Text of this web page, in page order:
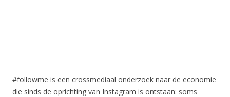
#followme is een crossmediaal onderzoek naar de economie
die sinds de oprichting van Instagram is ontstaan: soms